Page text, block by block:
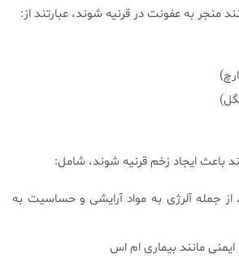
منجر به عفونت در قرنیه شوند، عبارتند از:
باعث ایجاد زخم قرنیه شوند، شامل:
جمله آلرژی به مواد آرایشی و حساسیت به
مانند بیماری ام اس